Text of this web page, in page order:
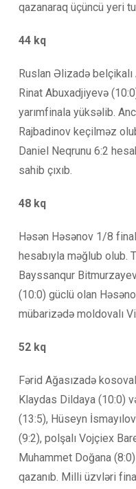
qazanaraq üçüncü yeri
44 kq
Ruslan Əlizadə
Rinat Abuxadjiyevə
yarımfinala yüksəlib.
Rajbadinov keçilməz
Daniel Neqrunu 6:2
sahib çıxıb.
48 kq
Həsən Həsənov 1/8
hesabıyla məğlub olub.
Bayssanqur
(10:0) güclü olan
mübarizədə moldovalı
52 kq
Fərid Ağasızadə
Klaydas Dildaya (10:0)
(13:5), Hüseyn
(9:2), polşalı Vojçiex
Muhammet Doğana
qazanıb. Milli üzvləri